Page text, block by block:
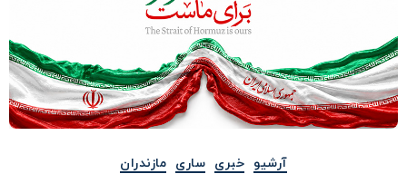
دسته‌ها آرشیو خبری ساری مازندران